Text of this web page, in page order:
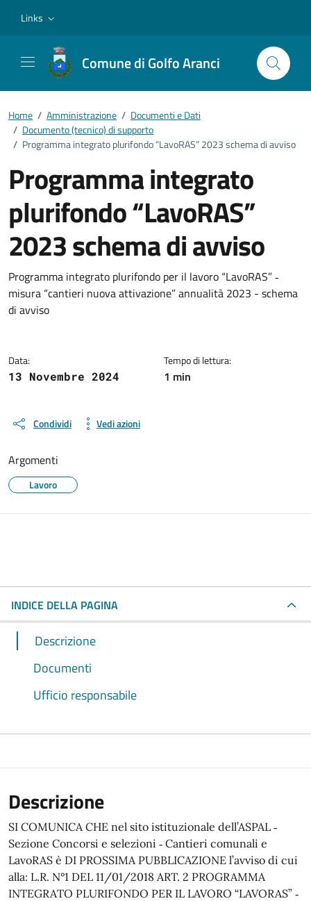
Links
Comune di Golfo Aranci
Home / Amministrazione / Documenti e Dati
/ Documento (tecnico) di supporto
/ Programma integrato plurifondo “LavoRAS” 2023 schema di avviso
Programma integrato
plurifondo “LavoRAS”
2023 schema di avviso
Dettagli del documento
Programma integrato plurifondo per il lavoro “LavoRAS” ‐
misura “cantieri nuova attivazione” annualità 2023 - schema
di avviso
Data:
13 Novembre 2024
Tempo di lettura:
1 min
Condividi Vedi azioni
Argomenti
Lavoro
INDICE DELLA PAGINA
Descrizione
Documenti
Ufficio responsabile
Descrizione
SI COMUNICA CHE nel sito istituzionale dell’ASPAL ‐
Sezione Concorsi e selezioni ‐ Cantieri comunali e
LavoRAS è DI PROSSIMA PUBBLICAZIONE l’avviso di cui
alla: L.R. N°1 DEL 11/01/2018 ART. 2 PROGRAMMA
INTEGRATO PLURIFONDO PER IL LAVORO “LAVORAS” ‐